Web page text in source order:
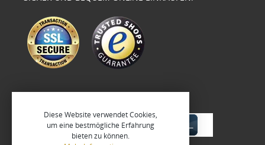
Diese Website verwendet Cookies,
um eine bestmögliche Erfahrung
bieten zu können.